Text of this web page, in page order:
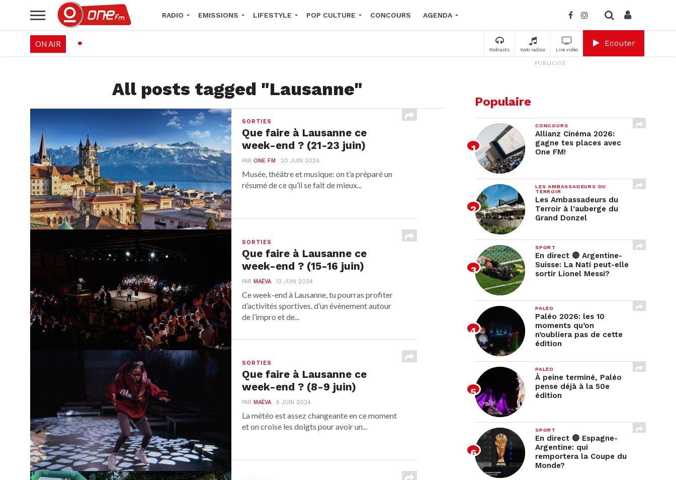
RADIO EMISSIONS LIFESTYLE POP CULTURE CONCOURS AGENDA
Podcasts Web radios Live vidéo
Ecouter
ON AIR
All posts tagged "Lausanne"
SORTIES
Que faire à Lausanne ce
week-end ? (21-23 juin)
PARONE FM 20 JUIN 2024
Musée, théâtre et musique: on t’a préparé un
résumé de ce qu’il se fait de mieux...
SORTIES
Que faire à Lausanne ce
week-end ? (15-16 juin)
PARMAËVA 13 JUIN 2024
Ce week-end à Lausanne, tu pourras profiter
d’activités sportives, d’un évènement autour
de l’impro et de...
SORTIES
Que faire à Lausanne ce
week-end ? (8-9 juin)
PARMAËVA 6 JUIN 2024
La météo est assez changeante en ce moment
et on croise les doigts pour avoir un...
PUBLICITÉ
Populaire
CONCOURS
Allianz Cinéma 2026:
gagne tes places avec
One FM!
LES AMBASSADEURS DU
TERROIR
Les Ambassadeurs du
Terroir à l’auberge du
Grand Donzel
SPORT
En direct 🔴 Argentine-
Suisse: La Nati peut-elle
sortir Lionel Messi?
PALÉO
Paléo 2026: les 10
moments qu’on
n’oubliera pas de cette
édition
PALÉO
À peine terminé, Paléo
pense déjà à la 50e
édition
SPORT
En direct 🔴 Espagne-
Argentine: qui
remportera la Coupe du
Monde?